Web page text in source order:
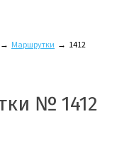
→ Маршрутки → 1412
№ 1412